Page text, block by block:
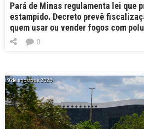
Pará de Minas regulamenta lei que
estampido. Decreto prevê
quem usar ou vender fogos com
0
9 de agosto de 2026